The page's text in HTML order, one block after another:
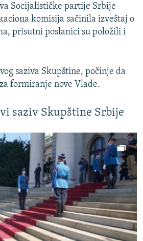
Socijalističke partije Srbije
komisija sačinila izveštaj o
prisutni poslanici su položili i
saziva Skupštine, počinje da
formiranje nove Vlade.
saziv Skupštine Srbije